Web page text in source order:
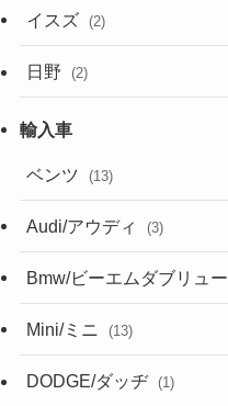
イスズ (2)
日野 (2)
ベンツ (13)
Audi/アウディ (3)
Bmw/ビーエムダブリュー
Mini/ミニ (13)
DODGE/ダッヂ (1)